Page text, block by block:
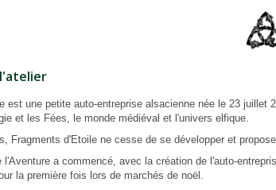
est une petite auto-entreprise alsacienne née le 23
et les Fées, le monde médiéval et l'univers elfique.
Fragments d'Etoile ne cesse de se développer et
l'Aventure a commencé, avec la création de l'auto-
la première fois lors de marchés de noël.